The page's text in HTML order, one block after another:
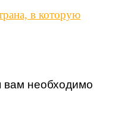
в которую
вам необходимо